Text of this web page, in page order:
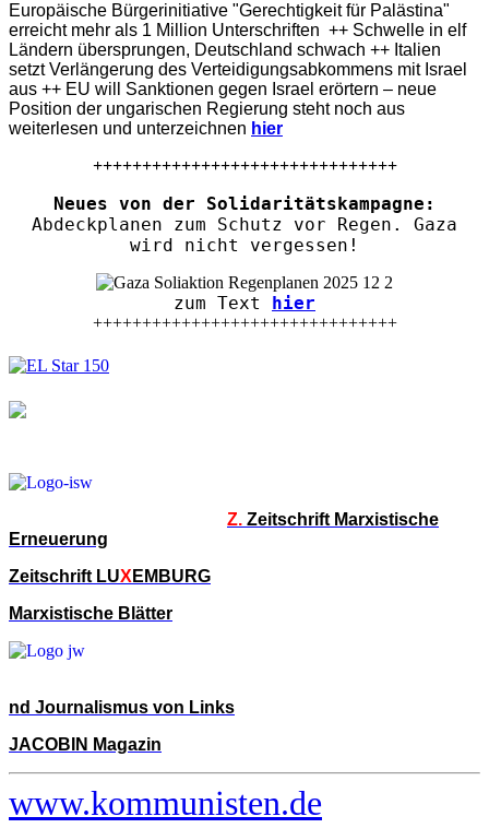
Europäische Bürgerinitiative "Gerechtigkeit für Palästina"
erreicht mehr als 1 Million Unterschriften ++ Schwelle in elf
Ländern übersprungen, Deutschland schwach ++ Italien
setzt Verlängerung des Verteidigungsabkommens mit Israel
aus ++ EU will Sanktionen gegen Israel erörtern – neue
Position der ungarischen Regierung steht noch aus
weiterlesen und unterzeichnen hier
+++++++++++++++++++++++++++++++
Neues von der Solidaritätskampagne:
Abdeckplanen zum Schutz vor Regen. Gaza
wird nicht vergessen!
zum Text hier
+++++++++++++++++++++++++++++++
Z. Zeitschrift Marxistische
Erneuerung
Zeitschrift LUX EMBURG
Marxistische Blätter
nd Journalismus von Links
JACOBIN Magazin
www.kommunisten.de